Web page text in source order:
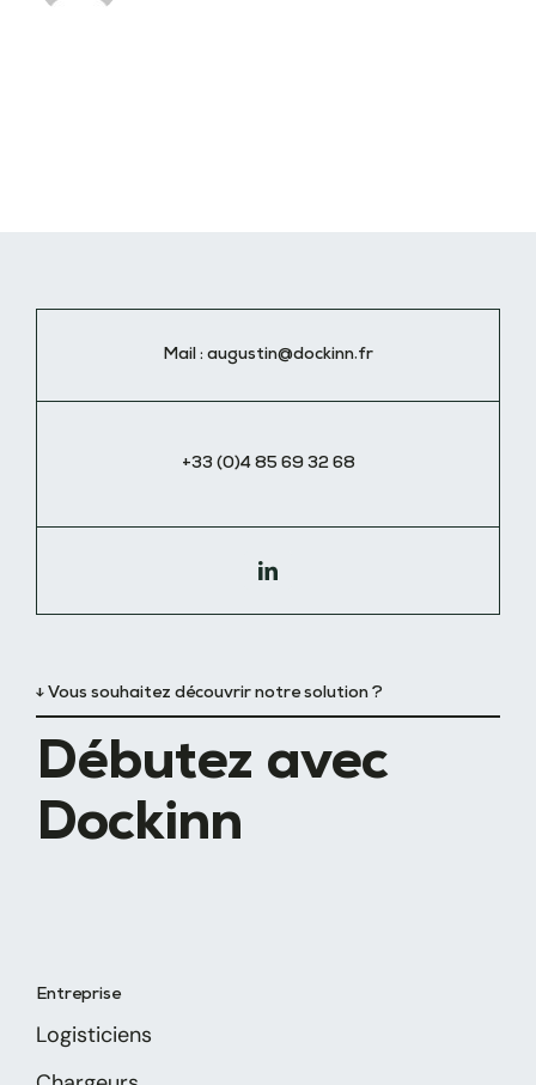
Mail : augustin@dockinn.fr
+33 (0)4 85 69 32 68
↓ Vous souhaitez découvrir notre solution ?
Débutez avec
Dockinn
Entreprise
Logisticiens